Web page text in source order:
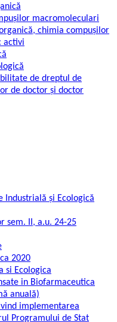
macromoleculari
chimia compușilor
activi
de dreptul de
de doctor şi doctor
Industrială și Ecologică
sem. II, a.u. 24-25
2020
si Ecologica
in Biofarmaceutica
anuală)
implementarea
Programului de Stat